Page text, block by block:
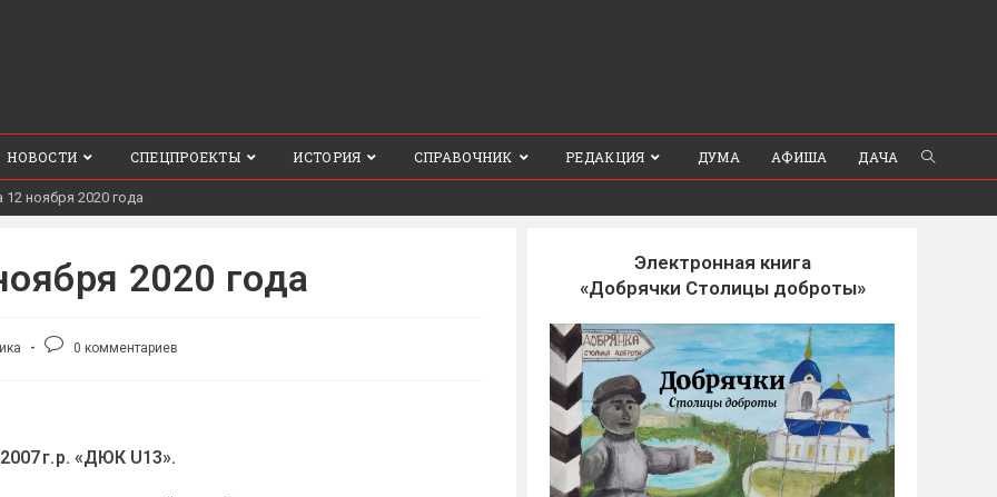
НОВОСТИ СПЕЦПРОЕКТЫ ИСТОРИЯ СПРАВОЧНИК РЕДАКЦИЯ ДУМА АФИША ДАЧА
12 ноября 2020 года
2020 года
Комментарии
0 комментариев
г. р. «ДЮК U13».
Электронная книга
«Добрячки Столицы доброты»